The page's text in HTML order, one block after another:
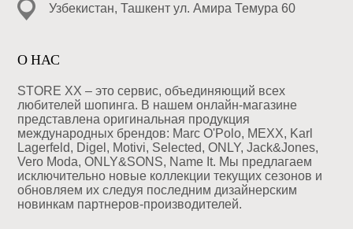
Узбекистан, Ташкент ул. Амира Темура 60
О НАС
STORE XX – это сервис, объединяющий всех
любителей шопинга. В нашем онлайн-магазине
представлена оригинальная продукция
международных брендов: Marc O'Polo, MEXX, Karl
Lagerfeld, Digel, Motivi, Selected, ONLY, Jack&Jones,
Vero Moda, ONLY&SONS, Name It. Мы предлагаем
исключительно новые коллекции текущих сезонов и
обновляем их следуя последним дизайнерским
новинкам партнеров-производителей.